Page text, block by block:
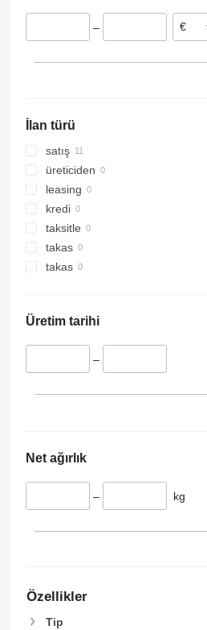
Litvanya
–
İlan türü
satış
üreticiden
leasing
kredi
taksitle
takas
takas
Üretim tarihi
–
Net ağırlık
– kg
Özellikler
Tip